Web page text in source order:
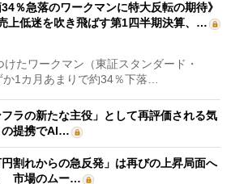
34％急落のワークマンに特大反転の期待》
上低迷を吹き飛ばす第1四半期決算、…
たワークマン（東証スタンダード・
1カ月あまりで約34％下落…
ラの新たな主役」として再評価される気
提携でAI…
割れからの急反発」は再びの上昇局面へ
市場のムー…